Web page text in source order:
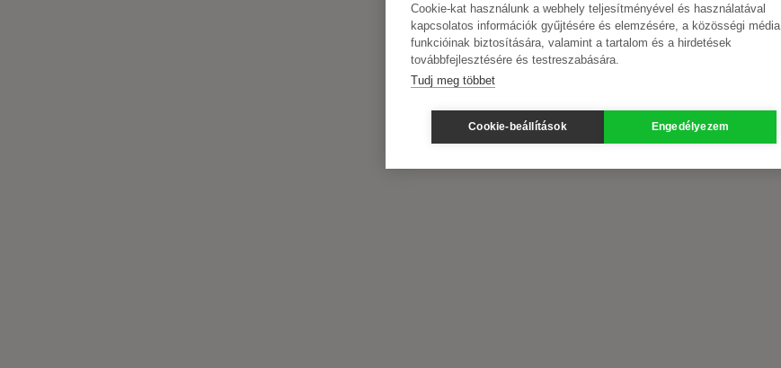
Cookie-kat használunk a webhely teljesítményével és használatával
kapcsolatos információk gyűjtésére és elemzésére, a közösségi média
funkcióinak biztosítására, valamint a tartalom és a hirdetések
továbbfejlesztésére és testreszabására.
Tudj meg többet
Cookie-beállítások Engedélyezem